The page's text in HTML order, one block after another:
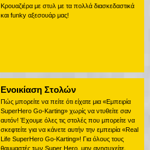
Κρουαζιέρα με στυλ με τα πολλά διασκεδαστικά
και funky αξεσουάρ μας!
Ενοικίαση Στολών
Πώς μπορείτε να πείτε ότι είχατε μια «Εμπειρία
SuperHero Go-Karting» χωρίς να ντυθείτε σαν
αυτόν! Έχουμε όλες τις στολές που μπορείτε να
σκεφτείτε για να κάνετε αυτήν την εμπειρία «Real
Life SuperHero Go-Karting»! Για όλους τους
θαυμαστές των Super Hero, μην ανησυχείτε,